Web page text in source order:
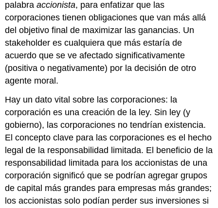
palabraaccionista, para enfatizar que las
corporaciones tienen obligaciones que van más allá
del objetivo final de maximizar las ganancias. Un
stakeholder es cualquiera que más estaría de
acuerdo que se ve afectado significativamente
(positiva o negativamente) por la decisión de otro
agente moral.
Hay un dato vital sobre las corporaciones: la
corporación es una creación de la ley. Sin ley (y
gobierno), las corporaciones no tendrían existencia.
El concepto clave para las corporaciones es el hecho
legal de la responsabilidad limitada. El beneficio de la
responsabilidad limitada para los accionistas de una
corporación significó que se podrían agregar grupos
de capital más grandes para empresas más grandes;
los accionistas solo podían perder sus inversiones si